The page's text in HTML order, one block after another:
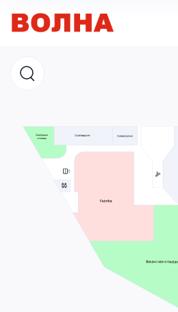
Кафе и рестораны
Развлечения и кино
Услуги и сервис
Свободная площадь